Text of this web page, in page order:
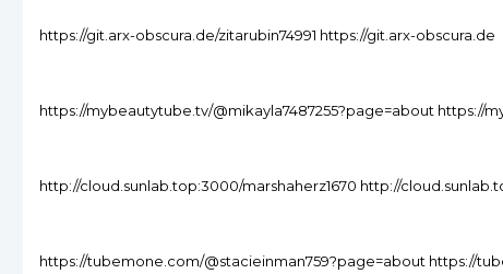
https://git.arx-obscura.de/zitarubin74991 https://git.arx-obscura.de
https://mybeautytube.tv/@mikayla7487255?page=about https://
http://cloud.sunlab.top:3000/marshaherz1670 http://
https://tubemone.com/@stacieinman759?page=about https://